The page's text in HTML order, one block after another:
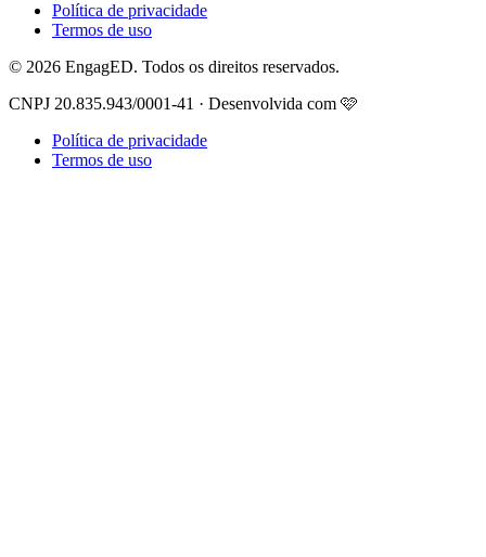
Política de privacidade
Termos de uso
© 2026 EngagED. Todos os direitos reservados.
CNPJ 20.835.943/0001-41 · Desenvolvida com 🩷
Política de privacidade
Termos de uso